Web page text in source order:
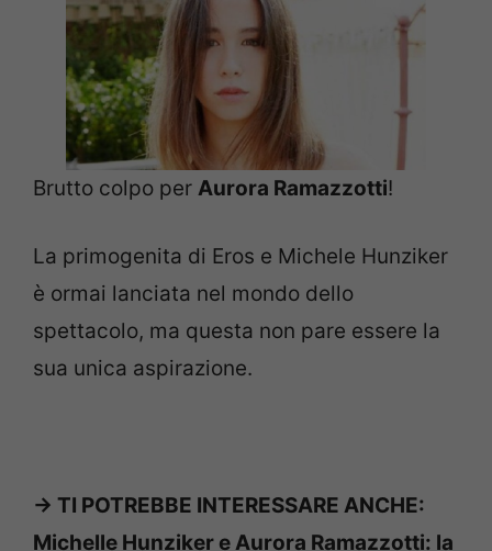
Brutto colpo per Aurora Ramazzotti!
La primogenita di Eros e Michele Hunziker
è ormai lanciata nel mondo dello
spettacolo, ma questa non pare essere la
sua unica aspirazione.
-> TI POTREBBE INTERESSARE ANCHE:
Michelle Hunziker e Aurora Ramazzotti: la